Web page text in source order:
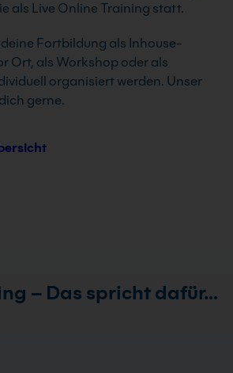
als Live Online Training statt.
Fortbildung als Inhouse-
Ort, als Workshop oder als
organisiert werden. Unser
gerne.
– Das spricht dafür…